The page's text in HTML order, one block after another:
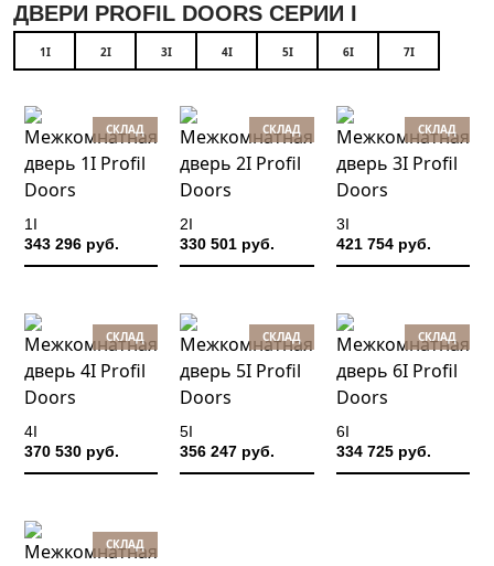
ДВЕРИ PROFIL DOORS СЕРИИ I
1I 2I 3I 4I 5I 6I 7I
СКЛАД
1I
343 296 руб.
СКЛАД
2I
330 501 руб.
СКЛАД
3I
421 754 руб.
СКЛАД
4I
370 530 руб.
СКЛАД
5I
356 247 руб.
СКЛАД
6I
334 725 руб.
СКЛАД